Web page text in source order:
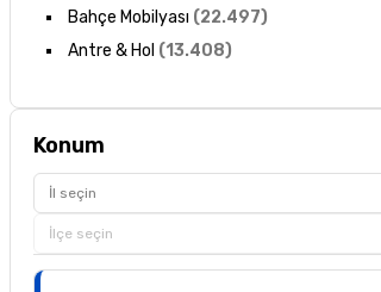
Bahçe Mobilyası (22.497)
Antre & Hol (13.408)
Konum
İl seçin
İlçe seçin